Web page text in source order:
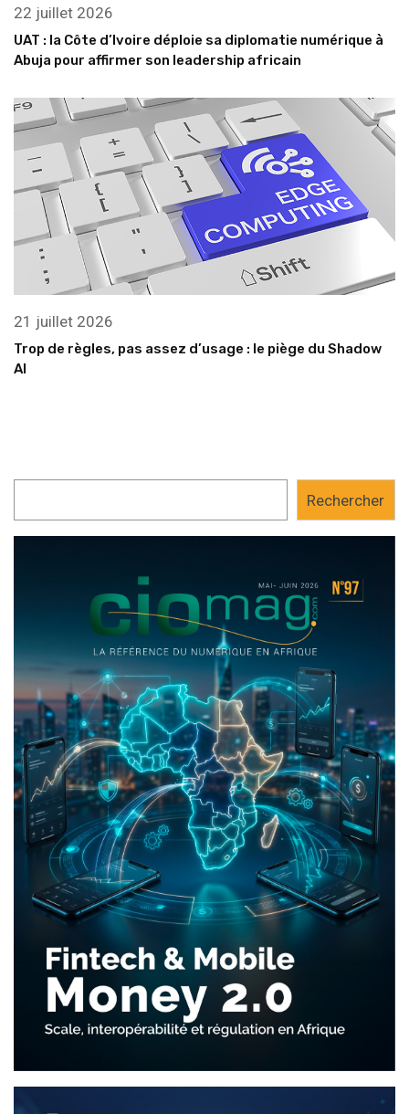
22 juillet 2026
UAT : la Côte d’Ivoire déploie sa diplomatie numérique à
Abuja pour affirmer son leadership africain
21 juillet 2026
Trop de règles, pas assez d’usage : le piège du Shadow
AI
Rechercher